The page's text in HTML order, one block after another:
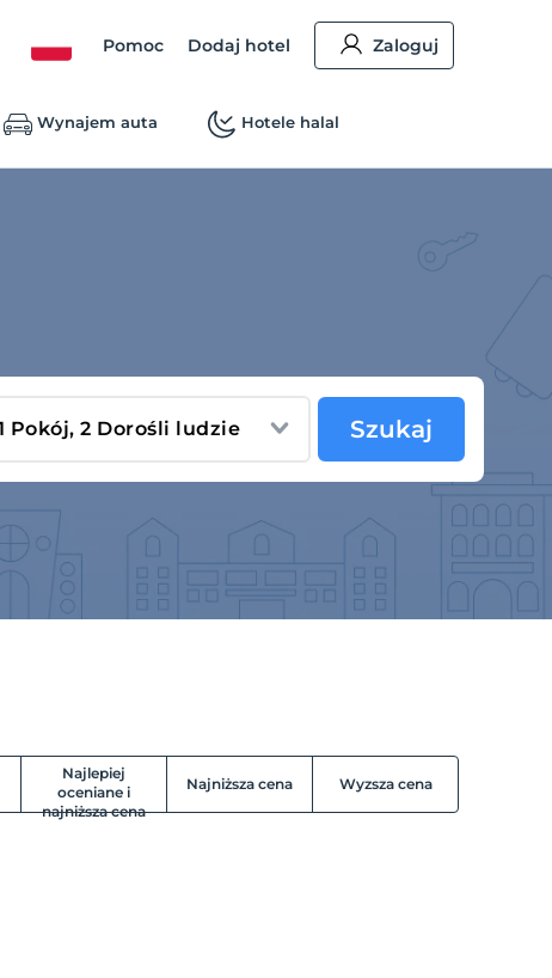
Pomoc Dodaj hotel Zaloguj
Wynajem auta Hotele halal
Szukaj
Najlepiej
oceniane i
najniższa cena
Najniższa cena Wyzsza cena